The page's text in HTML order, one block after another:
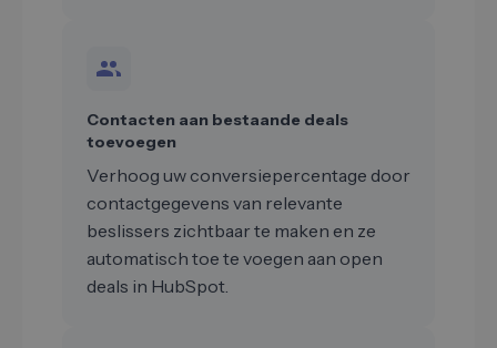
Contacten aan bestaande deals
toevoegen
Verhoog uw conversiepercentage door
contactgegevens van relevante
beslissers zichtbaar te maken en ze
automatisch toe te voegen aan open
deals in HubSpot.